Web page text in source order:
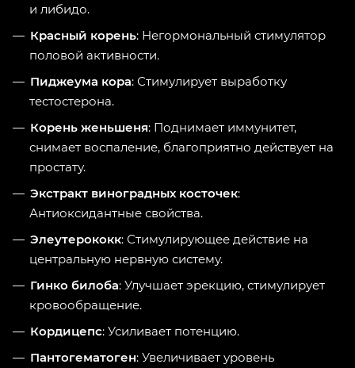
и либидо.
Красный корень: Негормональный стимулятор
половой активности.
Пиджеума кора: Стимулирует выработку
тестостерона.
Корень женьшеня: Поднимает иммунитет,
снимает воспаление, благоприятно действует на
простату.
Экстракт виноградных косточек:
Антиоксидантные свойства.
Элеутерококк: Стимулирующее действие на
центральную нервную систему.
Гинко билоба: Улучшает эрекцию, стимулирует
кровообращение.
Кордицепс: Усиливает потенцию.
Пантогематоген: Увеличивает уровень